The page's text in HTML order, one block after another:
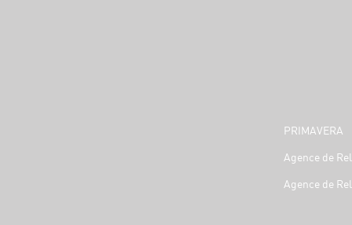
PRIMAVERA
Agence de
Agence de